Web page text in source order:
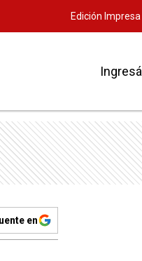
Edición Impresa
Ingresá
en